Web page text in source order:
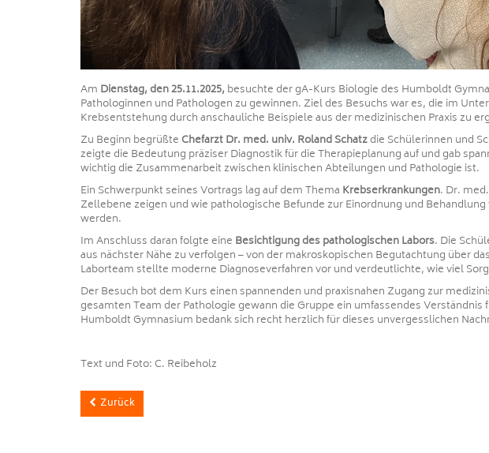
Am Dienstag, den 25.11.2025, besuchte der gA-Kurs Biologie des Humboldt
Pathologinnen und Pathologen zu gewinnen. Ziel des Besuchs war es, die im
Krebsentstehung durch anschauliche Beispiele aus der medizinischen Praxis zu
Zu Beginn begrüßte Chefarzt Dr. med. univ. Roland Schatzdie Schülerinnen und
zeigte die Bedeutung präziser Diagnostik für die Therapieplanung auf und gab
wichtig die Zusammenarbeit zwischen klinischen Abteilungen und Pathologie ist.
Ein Schwerpunkt seines Vortrags lag auf dem Thema Krebserkrankungen. Dr.
Zellebene zeigen und wie pathologische Befunde zur Einordnung und
werden.
Im Anschluss daran folgte eine Besichtigung des pathologischen Labors. Die
aus nächster Nähe zu verfolgen – von der makroskopischen Begutachtung über
Laborteam stellte moderne Diagnoseverfahren vor und verdeutlichte, wie viel
Der Besuch bot dem Kurs einen spannenden und praxisnahen Zugang zur
gesamten Team der Pathologie gewann die Gruppe ein umfassendes
Humboldt Gymnasium bedank sich recht herzlich für dieses unvergesslichen
Text und Foto: C. Reibeholz
Zurück